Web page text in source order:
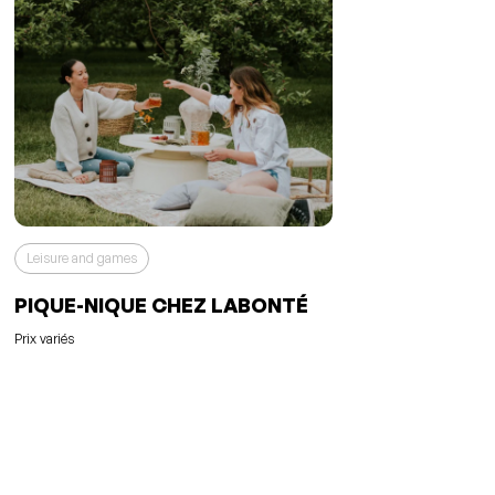
Leisure and games
PIQUE-NIQUE CHEZ LABONTÉ
Prix variés